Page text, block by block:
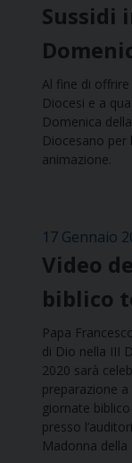
Sussidi
Al fine di
Diocesi e a
Domenica
Diocesano
animazione.
17 Gennaio
Video
biblico
Papa
di Dio nella III
2020 sarà
preparazione
giornate
presso
Madonna